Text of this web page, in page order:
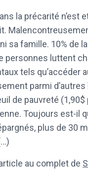
la précarité n’est
sa famille. 10% de
personnes luttent
tels qu’accéder
parmi
de pauvreté
Toujours est-il
plus de 30
au complet de